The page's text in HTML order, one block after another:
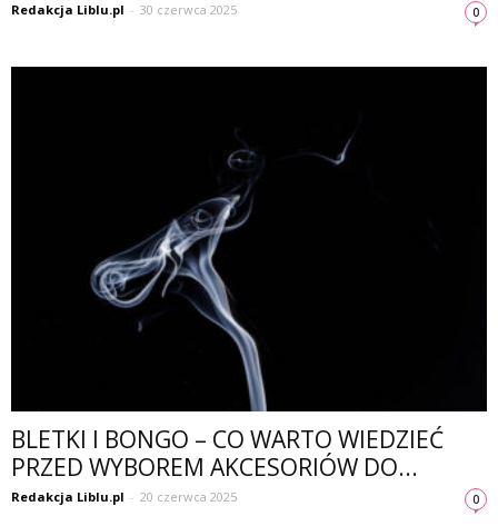
Redakcja Liblu.pl - 30 czerwca 2025 0
BLETKI I BONGO – CO WARTO WIEDZIEĆ
PRZED WYBOREM AKCESORIÓW DO...
Redakcja Liblu.pl - 20 czerwca 2025 0